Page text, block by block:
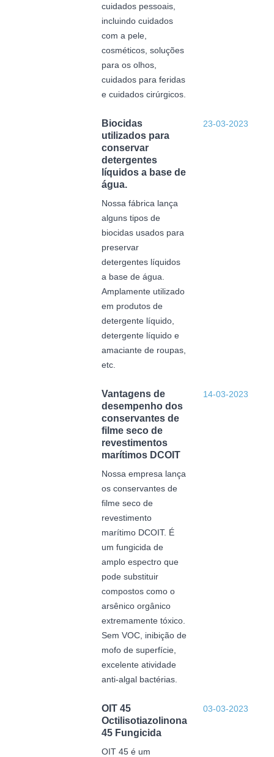
cuidados pessoais,
incluindo cuidados
com a pele,
cosméticos, soluções
para os olhos,
cuidados para feridas
e cuidados cirúrgicos.
23-03-2023
Biocidas
utilizados para
conservar
detergentes
líquidos a base de
água.
Nossa fábrica lança
alguns tipos de
biocidas usados ​​para
preservar
detergentes líquidos
a base de água.
Amplamente utilizado
em produtos de
detergente líquido,
detergente líquido e
amaciante de roupas,
etc.
14-03-2023
Vantagens de
desempenho dos
conservantes de
filme seco de
revestimentos
marítimos DCOIT
Nossa empresa lança
os conservantes de
filme seco de
revestimento
marítimo DCOIT. É
um fungicida de
amplo espectro que
pode substituir
compostos como o
arsênico orgânico
extremamente tóxico.
Sem VOC, inibição de
mofo de superfície,
excelente atividade
anti-algal bactérias.
03-03-2023
OIT 45
Octilisotiazolinona
45 Fungicida
OIT 45 é um